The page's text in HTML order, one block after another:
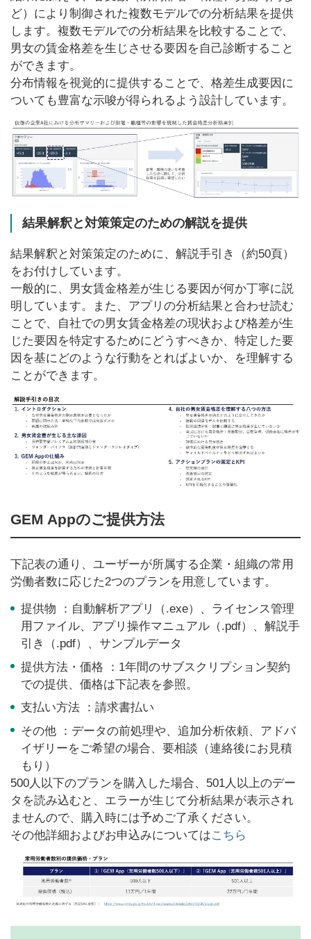
ど）により制御された複数モデルでの分析結果を提供
します。複数モデルでの分析結果を比較することで、
男女の賃金格差を生じさせる要因を自己診断すること
ができます。
分布情報を視覚的に提供することで、格差生成要因に
ついても豊富な示唆が得られるよう設計しています。
結果解釈と対策策定のための解説を提供
結果解釈と対策策定のために、解説手引き（約50頁）
をお付けしています。
一般的に、男女賃金格差が生じる要因が何か丁寧に説
明しています。また、アプリの分析結果と合わせ読む
ことで、自社での男女賃金格差の現状および格差が生
じた要因を特定するためにどうすべきか、特定した要
因を基にどのような行動をとればよいか、を理解する
ことができます。
GEM Appのご提供方法
下記表の通り、ユーザーが所属する企業・組織の常用
労働者数に応じた2つのプランを用意しています。
提供物 ：自動解析アプリ（.exe）、ライセンス管理
用ファイル、アプリ操作マニュアル（.pdf）、解説手
引き（.pdf）、サンプルデータ
提供方法・価格 ：1年間のサブスクリプション契約
での提供、価格は下記表を参照。
支払い方法 ：請求書払い
その他 ：データの前処理や、追加分析依頼、アドバ
イザリーをご希望の場合、要相談（連絡後にお見積
もり）
500人以下のプランを購入した場合、501人以上のデー
タを読み込むと、エラーが生じて分析結果が表示され
ませんので、購入時には予めご了承ください。
その他詳細およびお申込みについてはこちら